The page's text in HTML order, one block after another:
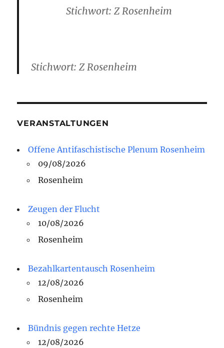
Stichwort: Z Rosenheim
Stichwort: Z Rosenheim
VERANSTALTUNGEN
Offene Antifaschistische Plenum Rosenheim
09/08/2026
Rosenheim
Zeugen der Flucht
10/08/2026
Rosenheim
Bezahlkartentausch Rosenheim
12/08/2026
Rosenheim
Bündnis gegen rechte Hetze
12/08/2026